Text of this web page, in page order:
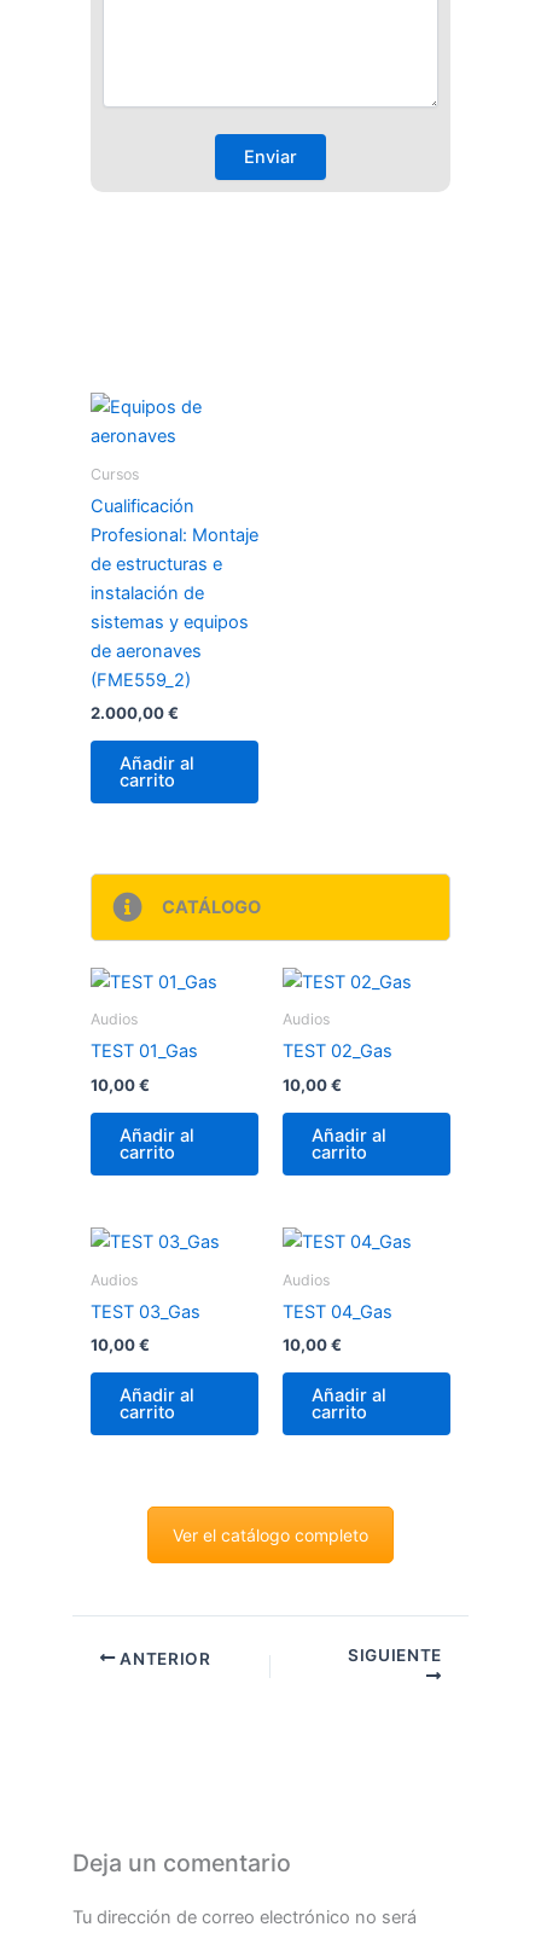
Cursos
Cualificación
Profesional: Montaje
de estructuras e
instalación de
sistemas y equipos
de aeronaves
(FME559_2)
2.000,00€
Añadir al
carrito
CATÁLOGO
Audios
TEST 01_Gas
10,00€
Añadir al
carrito
Audios
TEST 02_Gas
10,00€
Añadir al
carrito
Audios
TEST 03_Gas
10,00€
Añadir al
carrito
Audios
TEST 04_Gas
10,00€
Añadir al
carrito
Ver el catálogo completo
ANTERIOR SIGUIENTE
Deja un comentario
Tu dirección de correo electrónico no será